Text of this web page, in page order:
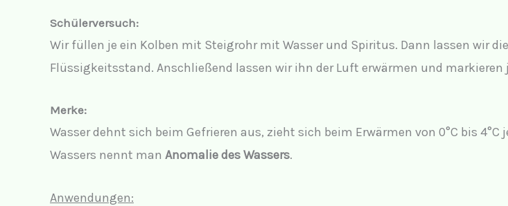
Schülerversuch:
Wir füllen je ein Kolben mit Steigrohr mit Wasser und Spiritus. Dann lassen wir
Flüssigkeitsstand. Anschließend lassen wir ihn der Luft erwärmen und
Merke:
Wasser dehnt sich beim Gefrieren aus, zieht sich beim Erwärmen von 0°C bis
Wassers nennt man Anomalie des Wassers.
Anwendungen: